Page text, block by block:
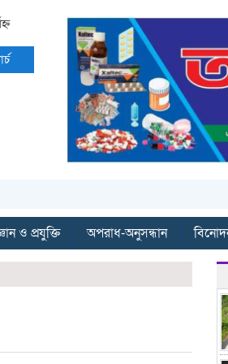
ও প্রযুক্তি অপরাধ-অনুসন্ধান